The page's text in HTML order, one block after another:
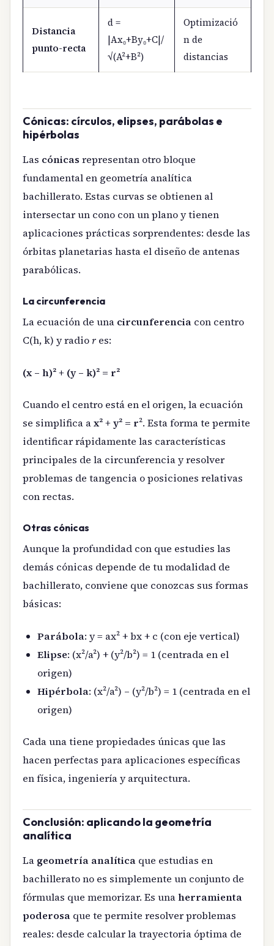
Distancia
punto-recta
d =
|Ax₀+By₀+C|/
√(A²+B²)
Optimizació
n de
distancias
Cónicas: círculos, elipses, parábolas e
hipérbolas
Las cónicas representan otro bloque
fundamental en geometría analítica
bachillerato. Estas curvas se obtienen al
intersectar un cono con un plano y tienen
aplicaciones prácticas sorprendentes: desde las
órbitas planetarias hasta el diseño de antenas
parabólicas.
La circunferencia
La ecuación de una circunferencia con centro
C(h, k) y radior es:
(x – h)² + (y – k)² = r²
Cuando el centro está en el origen, la ecuación
se simplifica ax² + y² = r². Esta forma te permite
identificar rápidamente las características
principales de la circunferencia y resolver
problemas de tangencia o posiciones relativas
con rectas.
Otras cónicas
Aunque la profundidad con que estudies las
demás cónicas depende de tu modalidad de
bachillerato, conviene que conozcas sus formas
básicas:
Parábola: y = ax² + bx + c (con eje vertical)
Elipse: (x²/a²) + (y²/b²) = 1 (centrada en el
origen)
Hipérbola: (x²/a²) – (y²/b²) = 1 (centrada en el
origen)
Cada una tiene propiedades únicas que las
hacen perfectas para aplicaciones específicas
en física, ingeniería y arquitectura.
Conclusión: aplicando la geometría
analítica
La geometría analítica que estudias en
bachillerato no es simplemente un conjunto de
fórmulas que memorizar. Es unaherramienta
poderosa que te permite resolver problemas
reales: desde calcular la trayectoria óptima de